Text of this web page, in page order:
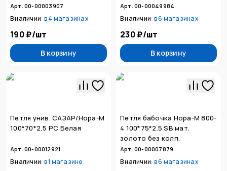
Арт. 00-00003907
В наличии: в4 магазинах
190 ₽/шт
В корзину
Арт. 00-00049984
В наличии: в6 магазинах
230 ₽/шт
В корзину
Петля унив. САЗАР/Нора-М
100*70*2,5 РC Белая
Арт. 00-00012921
В наличии: в1 магазине
Петля бабочка Нора-М 800-
4 100*75*2.5 SB мат.
золото без колп.
Арт. 00-00007879
В наличии: в6 магазинах